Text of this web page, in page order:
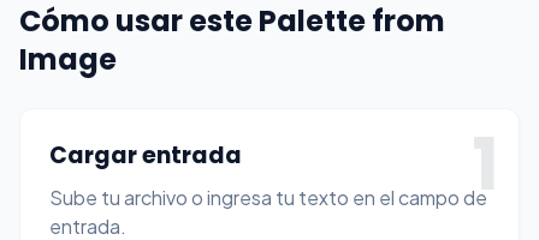
Cómo usar este Palette from
Image
1
Cargar entrada
Sube tu archivo o ingresa tu texto en el campo de
entrada.